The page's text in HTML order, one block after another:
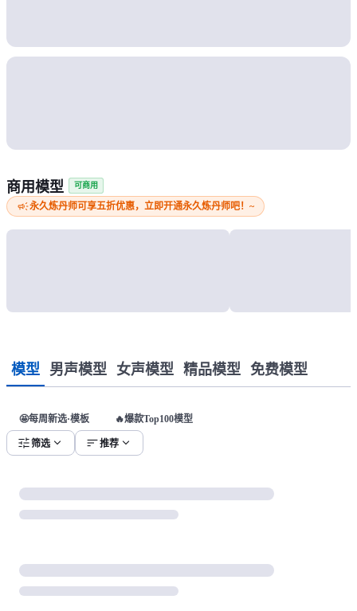
商用模型 可商用
campaign永久炼丹师可享五折优惠，立即开通永久炼丹师吧！~
模型 男声模型 女声模型 精品模型 免费模型
🤩每周新选·模板 🔥爆款Top100模型
tune筛选 expand_more sort推荐 expand_more